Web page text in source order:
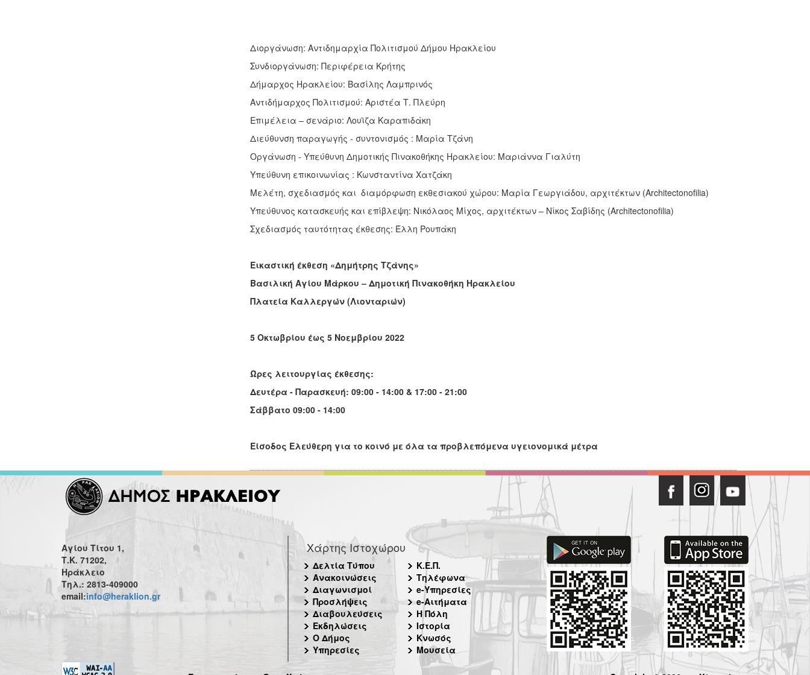
Διοργάνωση: Αντιδημαρχία Πολιτισμού Δήμου Ηρακλείου
Συνδιοργάνωση: Περιφέρεια Κρήτης
Δήμαρχος Ηρακλείου: Βασίλης Λαμπρινός
Αντιδήμαρχος Πολιτισμού: Αριστέα Τ. Πλεύρη
Επιμέλεια – σενάριο: Λουϊζα Καραπιδάκη
Διεύθυνση παραγωγής - συντονισμός : Μαρία Τζάνη
Οργάνωση - Υπεύθυνη Δημοτικής Πινακοθήκης Ηρακλείου: Μαριάννα Γιαλύτη
Υπεύθυνη επικοινωνίας : Κωνσταντίνα Χατζάκη
Μελέτη, σχεδιασμός και διαμόρφωση εκθεσιακού χώρου: Μαρία Γεωργιάδου, αρχιτέκτων (Architectonofilia)
Υπεύθυνος κατασκευής και επίβλεψη: Νικόλαος Μίχος, αρχιτέκτων – Νίκος Σαβίδης (Architectonofilia)
Σχεδιασμός ταυτότητας έκθεσης: Έλλη Ρουπάκη
Εικαστική έκθεση «Δημήτρης Τζάνης»
Βασιλική Αγίου Μάρκου – Δημοτική Πινακοθήκη Ηρακλείου
Πλατεία Καλλεργών (Λιονταριών)
5 Οκτωβρίου έως 5 Νοεμβρίου 2022
Ώρες λειτουργίας έκθεσης:
Δευτέρα - Παρασκευή: 09:00 - 14:00 & 17:00 - 21:00
Σάββατο 09:00 - 14:00
Είσοδος Ελεύθερη για το κοινό με όλα τα προβλεπόμενα υγειονομικά μέτρα
Αγίου Τίτου 1,
Τ.Κ. 71202,
Ηράκλειο
Τηλ.: 2813-409000
email:info@heraklion.gr
Χάρτης Ιστοχώρου
Δελτία Τύπου
Ανακοινώσεις
Διαγωνισμοί
Προσλήψεις
Διαβουλεύσεις
Εκδηλώσεις
Ο Δήμος
Υπηρεσίες
Κ.Ε.Π.
Τηλέφωνα
e-Υπηρεσίες
e-Αιτήματα
Η Πόλη
Ιστορία
Κνωσός
Μουσεία